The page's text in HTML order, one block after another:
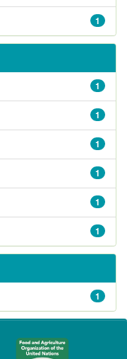
1
1
1
1
1
1
1
1